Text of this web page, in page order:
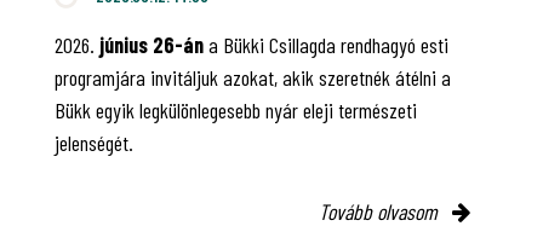
2026. június 26-ána Bükki Csillagda rendhagyó esti
programjára invitáljuk azokat, akik szeretnék átélni a
Bükk egyik legkülönlegesebb nyár eleji természeti
jelenségét.
Tovább olvasom